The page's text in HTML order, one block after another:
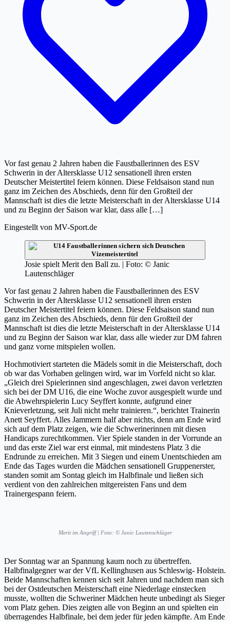
Vor fast genau 2 Jahren haben die Faustballerinnen des ESV
Schwerin in der Altersklasse U12 sensationell ihren ersten
Deutscher Meistertitel feiern können. Diese Feldsaison stand nun
ganz im Zeichen des Abschieds, denn für den Großteil der
Mannschaft ist dies die letzte Meisterschaft in der Altersklasse U14
und zu Beginn der Saison war klar, dass alle […]
Eingestellt von MV-Sport.de
Josie spielt Merit den Ball zu. | Foto: © Janic
Lautenschläger
Vor fast genau 2 Jahren haben die Faustballerinnen des ESV
Schwerin in der Altersklasse U12 sensationell ihren ersten
Deutscher Meistertitel feiern können. Diese Feldsaison stand nun
ganz im Zeichen des Abschieds, denn für den Großteil der
Mannschaft ist dies die letzte Meisterschaft in der Altersklasse U14
und zu Beginn der Saison war klar, dass alle wieder zur DM fahren
und ganz vorne mitspielen wollen.
Hochmotiviert starteten die Mädels somit in die Meisterschaft, doch
ob war das Vorhaben gelingen wird, war im Vorfeld nicht so klar.
„Gleich drei Spielerinnen sind angeschlagen, zwei davon verletzten
sich bei der DM U16, die eine Woche zuvor ausgespielt wurde und
die Abwehrspielerin Lucy Seyffert konnte, aufgrund einer
Knieverletzung, seit Juli nicht mehr trainieren.“, berichtet Trainerin
Anett Seyffert. Alles Jammern half aber nichts, denn am Ende wird
sich auf dem Platz zeigen, wie die Schwerinerinnen mit diesen
Handicaps zurechtkommen. Vier Spiele standen in der Vorrunde an
und das erste Ziel war erst einmal, mit mindestens Platz 3 die
Endrunde zu erreichen. Mit 3 Siegen und einem Unentschieden am
Ende das Tages wurden die Mädchen sensationell Gruppenerster,
standen somit am Sontag gleich im Halbfinale und ließen sich
verdient von den zahlreichen mitgereisten Fans und dem
Trainergespann feiern.
Merit im Angriff | Foto: © Janic Lautenschläger
Der Sonntag war an Spannung kaum noch zu übertreffen.
Halbfinalgegner war der VfL Kellinghusen aus Schleswig- Holstein.
Beide Mannschaften kennen sich seit Jahren und nachdem man sich
bei der Ostdeutschen Meisterschaft eine Niederlage einstecken
musste, wollten die Schweriner Mädchen heute unbedingt als Sieger
vom Platz gehen. Dies zeigten alle von Beginn an und spielten ein
überragendes Halbfinale, bei dem jeder für jeden kämpfte. Am Ende